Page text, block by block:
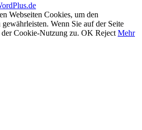
Webseiten Cookies, um den
Wenn Sie auf der Seite
Cookie-Nutzung zu. OK Reject Mehr